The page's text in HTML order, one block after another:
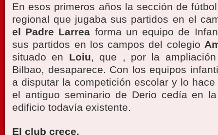
En esos primeros años la sección de
regional que jugaba sus partidos en el
el Padre Larrea forma un equipo de
sus partidos en los campos del colegio
situado en Loiu, que , por la
Bilbao, desaparece. Con los equipos
a disputar la competición escolar y lo
el antiguo seminario de Derio cedía en
edificio todavía existente.
El club crece.